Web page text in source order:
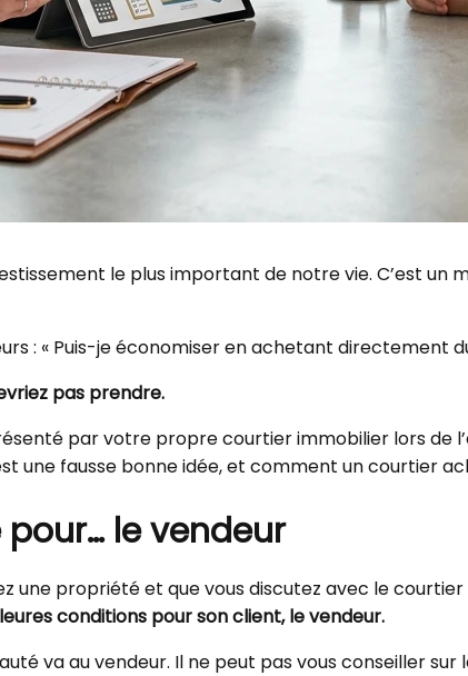
le plus important de notre vie. C’est un
: « Puis-je économiser en achetant directement
pas prendre.
par votre propre courtier immobilier lors de
une fausse bonne idée, et comment un courtier
le vendeur
une propriété et que vous discutez avec le
conditions pour son client, le vendeur.
va au vendeur. Il ne peut pas vous conseiller